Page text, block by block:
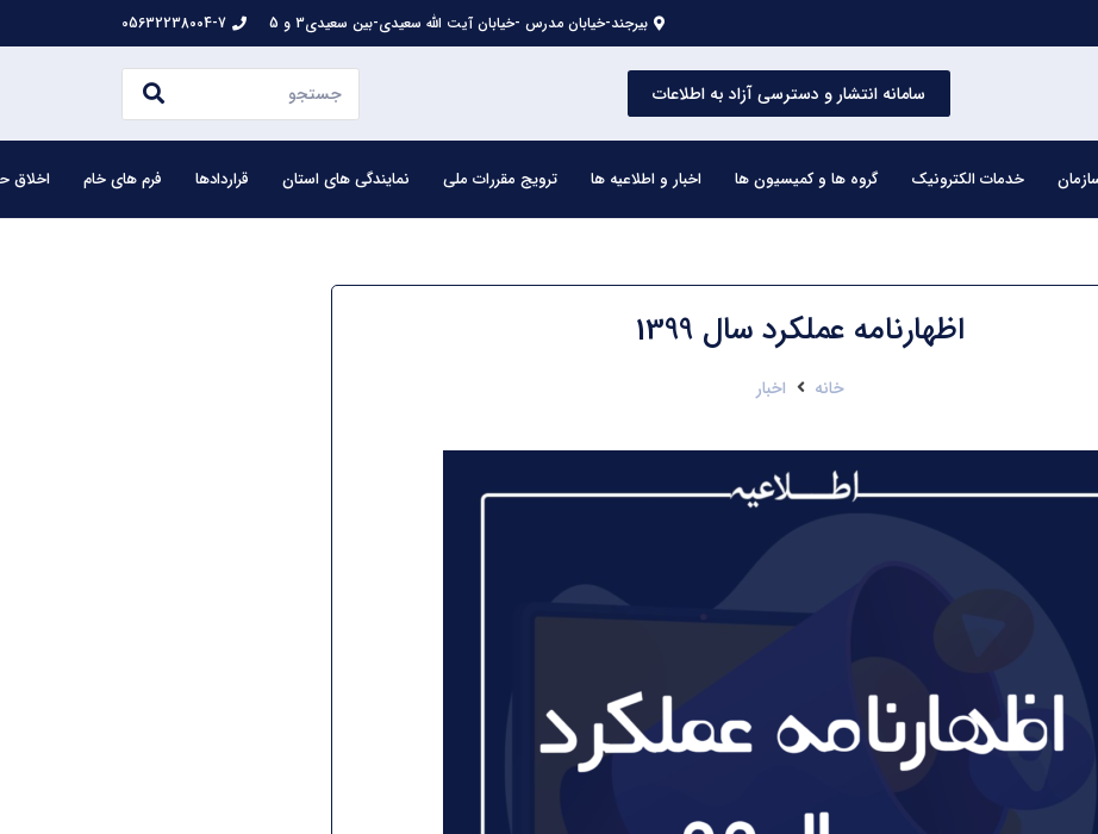
بیرجند-خیابان مدرس -خیابان آیت الله سعیدی-بین سعیدی3 و 5 05632238004-7
سامانه انتشار و دسترسی آزاد به اطلاعات
خدمات الکترونیک گروه ها و کمیسیون ها اخبار و اطلاعیه ها ترویج مقررات ملی نمایندگی های استان قراردادها فرم های خام اخلاق
اظهارنامه عملکرد سال 1399
خانه اخبار